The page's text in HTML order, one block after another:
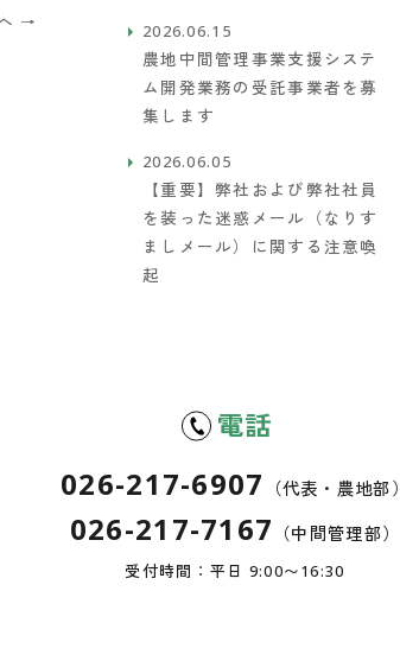
→ 2026.06.15
農地中間管理事業支援システ
ム開発業務の受託事業者を募
集します
2026.06.05
【重要】弊社および弊社社員
を装った迷惑メール（なりす
ましメール）に関する注意喚
起
電話
026-217-6907 （代表・農地部）
026-217-7167 （中間管理部）
受付時間：平日 9:00〜16:30